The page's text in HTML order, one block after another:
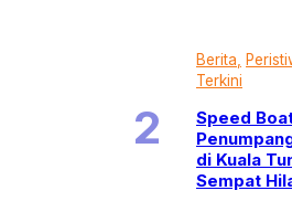
Berita
Terkini
Speed
di Kuala
Sempat